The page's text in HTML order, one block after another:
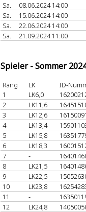
Sa.
08.06.2024 14:00
Sa.
15.06.2024 14:00
Sa.
22.06.2024 14:00
Sa.
21.09.2024 11:00
Spieler - Sommer
Rang LK
ID-
1
LK6,0
2
LK11,6
3
LK12,6
4
LK13,4
5
LK15,8
6
LK18,3
7
-
8
LK21,5
9
LK22,5
10
LK23,8
11
-
12
LK24,8